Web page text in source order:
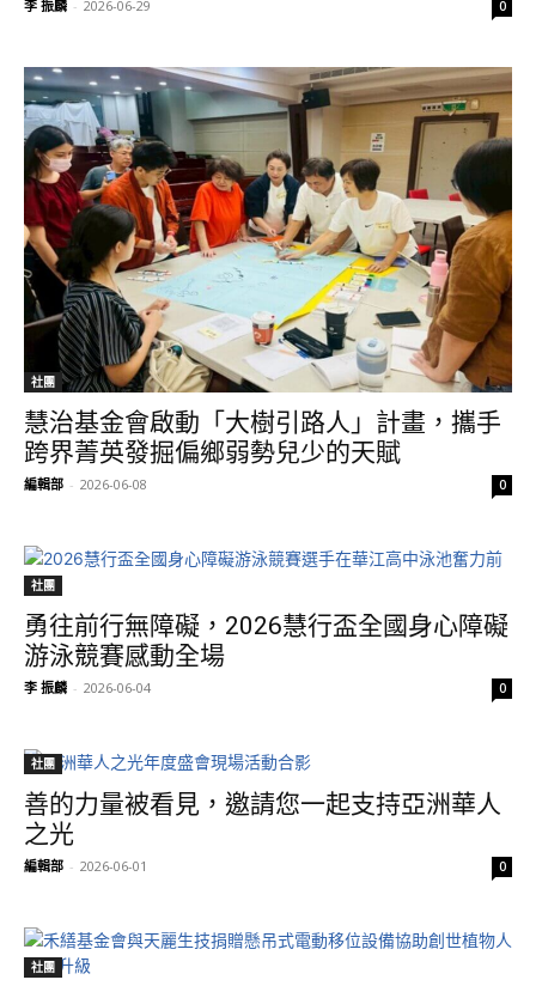
李 振麟 - 2026-06-29 0
社團
慧治基金會啟動「大樹引路人」計畫，攜手
跨界菁英發掘偏鄉弱勢兒少的天賦
編輯部 - 2026-06-08 0
社團
勇往前行無障礙，2026慧行盃全國身心障礙
游泳競賽感動全場
李 振麟 - 2026-06-04 0
社團
善的力量被看見，邀請您一起支持亞洲華人
之光
編輯部 - 2026-06-01 0
社團